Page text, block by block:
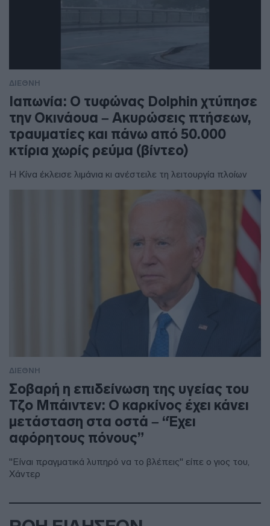
ΔΙΕΘΝΗ
Ιαπωνία: Ο τυφώνας Dolphin χτύπησε
την Οκινάουα – Ακυρώσεις πτήσεων,
τραυματίες και πάνω από 50.000
κτίρια χωρίς ρεύμα (βίντεο)
Η Κίνα έκλεισε λιμάνια κι ανέστειλε τη λειτουργία πλοίων
ΔΙΕΘΝΗ
Σοβαρή η επιδείνωση της υγείας του
Τζο Μπάιντεν: Ο καρκίνος έχει κάνει
μετάσταση στα οστά – “Έχει
αφόρητους πόνους”
"Είναι πραγματικά λυπηρό να το βλέπεις" είπε ο γιος του,
Χάντερ